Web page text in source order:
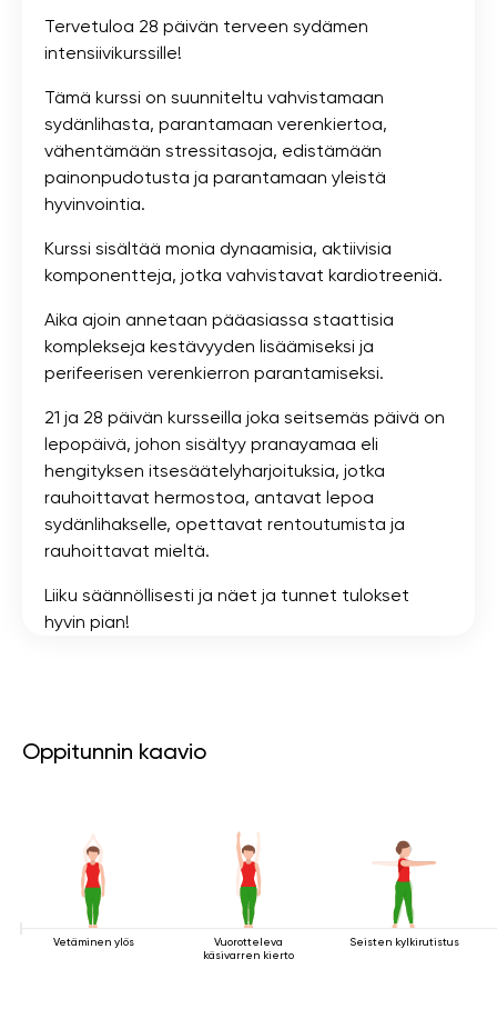
Tervetuloa 28 päivän terveen sydämen
intensiivikurssille!
Tämä kurssi on suunniteltu vahvistamaan
sydänlihasta, parantamaan verenkiertoa,
vähentämään stressitasoja, edistämään
painonpudotusta ja parantamaan yleistä
hyvinvointia.
Kurssi sisältää monia dynaamisia, aktiivisia
komponentteja, jotka vahvistavat kardiotreeniä.
Aika ajoin annetaan pääasiassa staattisia
komplekseja kestävyyden lisäämiseksi ja
perifeerisen verenkierron parantamiseksi.
21 ja 28 päivän kursseilla joka seitsemäs päivä on
lepopäivä, johon sisältyy pranayamaa eli
hengityksen itsesäätelyharjoituksia, jotka
rauhoittavat hermostoa, antavat lepoa
sydänlihakselle, opettavat rentoutumista ja
rauhoittavat mieltä.
Liiku säännöllisesti ja näet ja tunnet tulokset
hyvin pian!
Oppitunnin kaavio
Vetäminen ylös
Vuorotteleva
käsivarren kierto
Seisten kylkirutistus